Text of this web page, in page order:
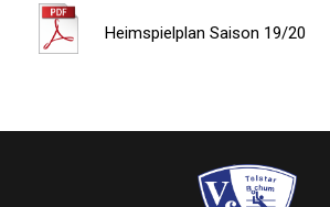
Heimspielplan Saison 19/20